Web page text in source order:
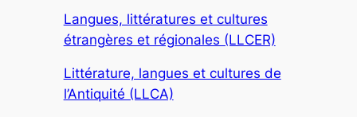
Langues, littératures et cultures
étrangères et régionales (LLCER)
Littérature, langues et cultures de
l’Antiquité (LLCA)